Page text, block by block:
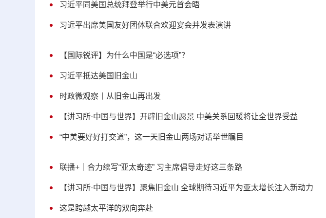
习近平同美国总统拜登举行中美元首会晤
习近平出席美国友好团体联合欢迎宴会并发表演讲
【国际锐评】为什么中国是“必选项”？
习近平抵达美国旧金山
时政微观察丨从旧金山再出发
【讲习所·中国与世界】开辟旧金山愿景 中美关系回暖将让全世界受益
“中美要好好打交道”，这一天旧金山两场对话举世瞩目
联播+｜合力续写“亚太奇迹” 习主席倡导走好这三条路
【讲习所·中国与世界】聚焦旧金山 全球期待习近平为亚太增长注入新动力
这是跨越太平洋的双向奔赴